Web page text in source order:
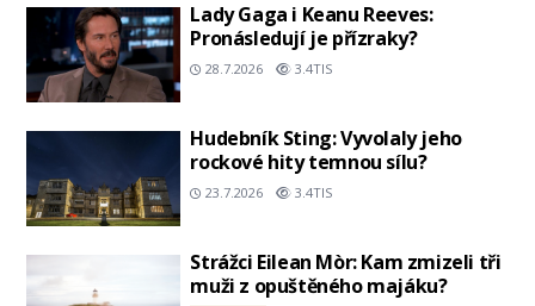
Lady Gaga i Keanu Reeves:
Pronásledují je přízraky?
28.7.2026 3.4TIS
Hudebník Sting: Vyvolaly jeho
rockové hity temnou sílu?
23.7.2026 3.4TIS
Strážci Eilean Mòr: Kam zmizeli tři
muži z opuštěného majáku?